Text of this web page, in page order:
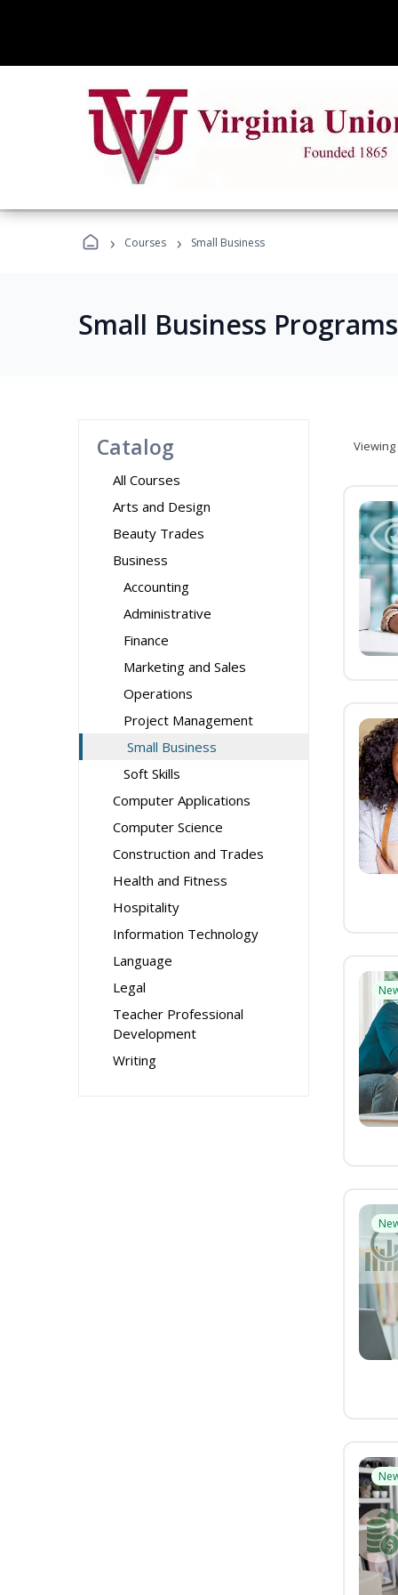
› Courses › Small Business
Small Business Programs
Catalog
All Courses
Arts and Design
Beauty Trades
Business
Accounting
Administrative
Finance
Marketing and Sales
Operations
Project Management
Small Business
Soft Skills
Computer Applications
Computer Science
Construction and Trades
Health and Fitness
Hospitality
Information Technology
Language
Legal
Teacher Professional
Development
Writing
Viewing